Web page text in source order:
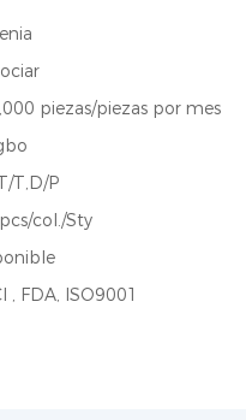
piezas/piezas por mes
T,D/P
col./Sty
, FDA, ISO9001